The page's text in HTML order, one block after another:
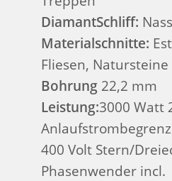
DiamantSchliff:
Materialschnitte:
Fliesen, Natursteine
Bohrung 22,2 mm
Leistung:3000 Watt
400 Volt Stern/
Phasenwender incl.